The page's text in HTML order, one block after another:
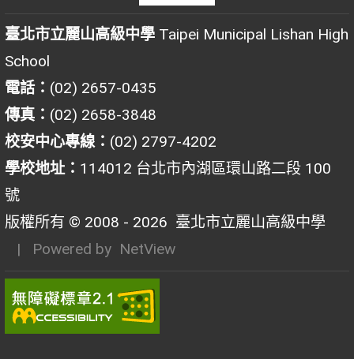
臺北市立麗山高級中學 Taipei Municipal Lishan High
School
電話： (02) 2657-0435
傳真： (02) 2658-3848
校安中心專線： (02) 2797-4202
學校地址： 114012 台北市內湖區環山路二段 100
號
版權所有 © 2008 - 2026 臺北市立麗山高級中學
| Powered by NetView